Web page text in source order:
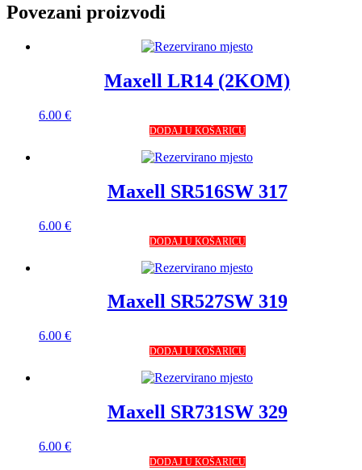
Povezani proizvodi
Maxell LR14 (2KOM)
6.00 €
DODAJ U KOŠARICU
Maxell SR516SW 317
6.00 €
DODAJ U KOŠARICU
Maxell SR527SW 319
6.00 €
DODAJ U KOŠARICU
Maxell SR731SW 329
6.00 €
DODAJ U KOŠARICU